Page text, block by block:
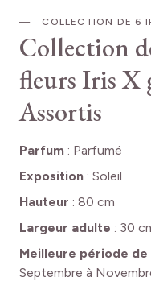
COLLECTION DE 6
Collection
fleurs Iris X
Assortis
Parfum : Parfumé
Exposition : Soleil
Hauteur : 80 cm
Largeur adulte : 30
Meilleure période
Septembre à